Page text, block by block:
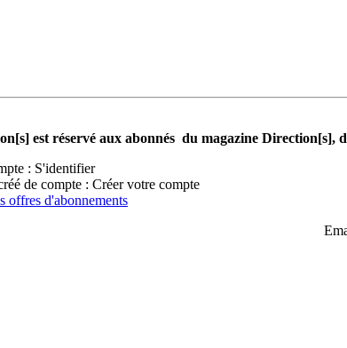
est réservé aux abonnés du magazine Direction[s],
: S'identifier
de compte : Créer votre compte
offres d'abonnements